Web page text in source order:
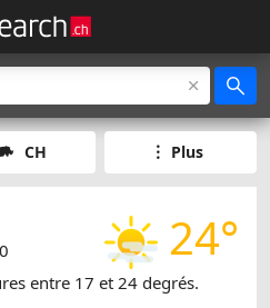
CH Plus
24°
entre 17 et 24 degrés.